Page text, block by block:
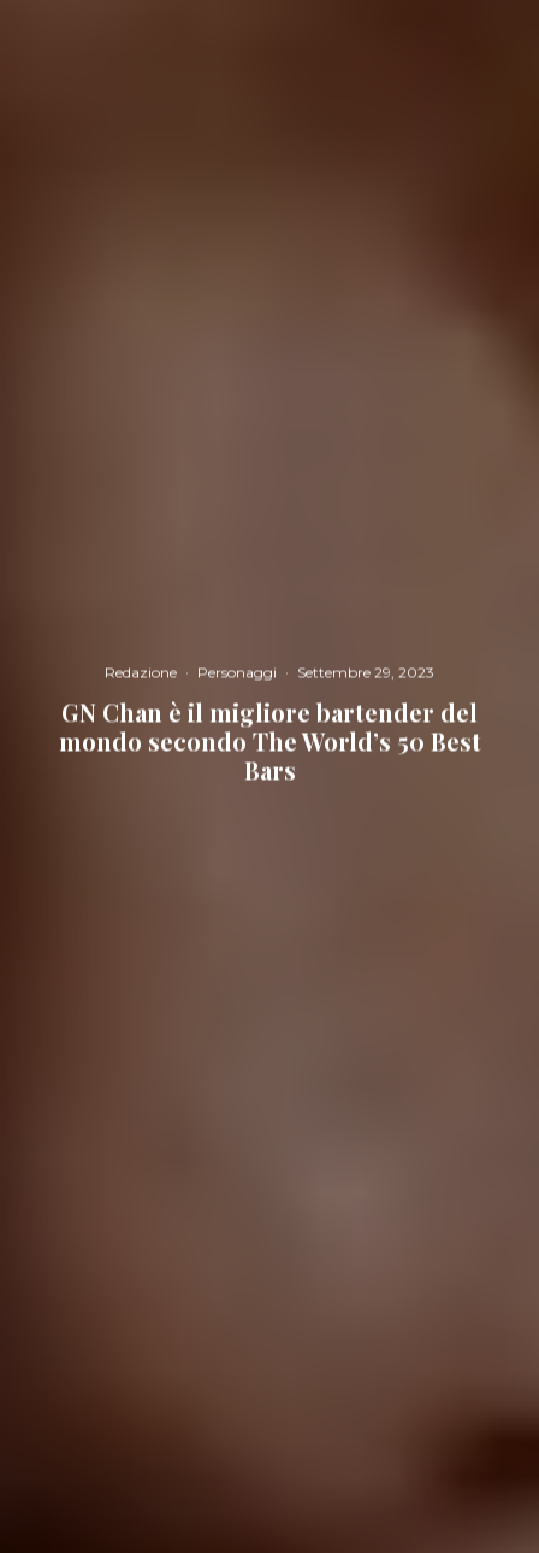
Redazione · Personaggi · Settembre 29, 2023
GN Chan è il migliore bartender del
mondo secondo The World’s 50 Best
Bars